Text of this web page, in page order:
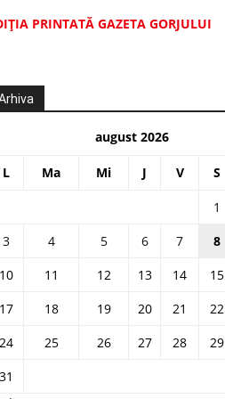
PRINTATĂ GAZETA GORJULUI
august 2026
L Ma Mi J V S
1
3
4 5 6 7 8
11 12 13 14 15
18 19 20 21 22
25 26 27 28 29